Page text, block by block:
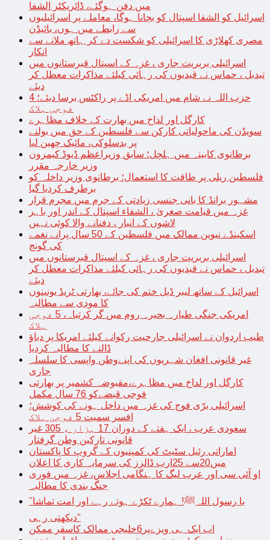
میں دفن ہوگئے، ڈائریکٹر الشفا
اسرائیل کو الشفا اسپتال کو بچانا ہوگا، معاملے پر اسرائیلیوں
سے رابطے میں ہوں، بائیڈن
مصری کھلاڑی کا اسرائیلی کو شکست دے کر ہاتھ ملانے سے
انکار
اسرائیلی بربریت جاری ، غزہ کے اسپتال قبرستانوں میں
تبدیل ، حماس نے قیدیوں کی رہائی کیلئے مذاکرات معطل کر
دیئے
حزب اللہ نے شام میں امریکی اڈے پر راکٹس برسا دیئے؛ 4
فوجی ہلاک
کارگل اور لداخ میں بھارت کے خلاف مظاہرے
سویڈن کی ماحولیاتی کارکن سے فلسطین کے حق میں بولنے
پر بدسلوکی، مائیک چھین لیا
برطانوی کابینہ میں ہلچل؛ سابق وزیراعظم ڈیوڈ کیمرون
وزیر خارجہ مقرر
فلسطین ریلی پر طاقت کا استعمال؛ برطانوی وزیر داخلہ کو
برطرف کردیا گیا
مشہور برانڈ کا بانی جنسی زیادتی کے جرم میں مجرم قرار
غزہ میں قیامت صغریٰ ، الشفاء اسپتال کے اندر اور باہر
لاشوں کے انبار ، دفنانے والا کوئی نہیں
اسکینڈے نیوین ممالک میں فلسطین کے 50 سال پرانے نغمے
کی گونج
اسرائیلی بربریت جاری ، غزہ کے اسپتال قبرستانوں میں
تبدیل ، حماس نے قیدیوں کی رہائی کیلئے مذاکرات معطل کر
دیئے
اسرائیل کے ساتھ لیبر ڈیل ختم کی جائے، بھارتی ٹریڈ یونینوں
کا مودی سے مطالبہ
امریکی جنگی طیارہ بحیرہ روم میں گر کرتباہ، 5 فوجی
ہلاک
طیب اردوان نے اسرائیلی جارحیت رکوانے کیلئے امریکا پر دباؤ
ڈالنے کا مطالبہ کردیا
غیر قانونی افغان شہریوں کی اپنےوطن واپسی کا سلسلہ
جاری
کارگل اور لداخ میں مظاہرے،مقبوضہ کشمیر پر بھارتی
فوجی قبضےکو 76 سال مکمل
اسرائیلی برّی فوج کی غزہ میں داخل ہونے کی کوشش؛
افسر سمیت 5 فوجی ہلاک
سعودی عرب ، ایک ہفتے کے دوران 17 ہزار ، 305 غیر
قانونی تارکین وطن گرفتار
اماراتی رئیل سٹیٹ کی کمپنیوں کے گروپ کا پاکستان
میں20سے 25ارب ڈالرز کی سرمایہ کاری کا اعلان
او آئی سی اور عرب لیگ کا ہنگامی اجلاس، غزہ میں فوری
جنگ بندی کا مطالبہ
’’یا رسول اللہﷺ! ہمارے ٹکڑے ہوتے رہے اور امت تماشا
دیکھتی رہی‘‘
اب ایک ہی ویزےپر6خلیجی ممالک کاسفر ممکن